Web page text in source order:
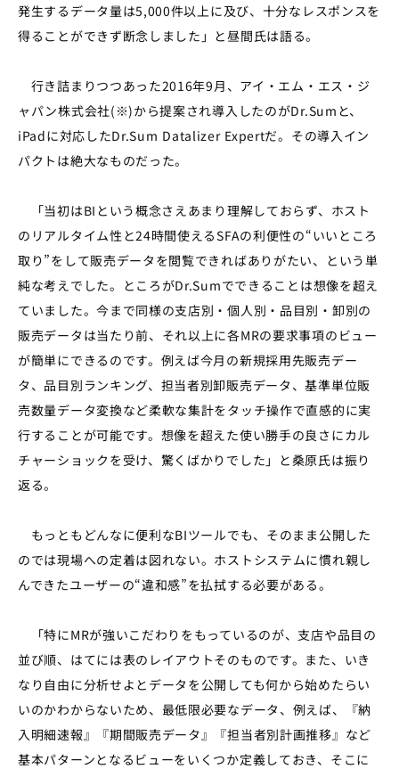
発生するデータ量は5,000件以上に及び、十分なレスポンスを
得ることができず断念しました」と昼間氏は語る。
行き詰まりつつあった2016年9月、アイ・エム・エス・ジ
ャパン株式会社(※)から提案され導入したのがDr.Sumと、
iPadに対応したDr.Sum Datalizer Expertだ。その導入イン
パクトは絶大なものだった。
「当初はBIという概念さえあまり理解しておらず、ホスト
のリアルタイム性と24時間使えるSFAの利便性の“いいところ
取り”をして販売データを閲覧できればありがたい、という単
純な考えでした。ところがDr.Sumでできることは想像を超え
ていました。今まで同様の支店別・個人別・品目別・卸別の
販売データは当たり前、それ以上に各MRの要求事項のビュー
が簡単にできるのです。例えば今月の新規採用先販売デー
タ、品目別ランキング、担当者別卸販売データ、基準単位販
売数量データ変換など柔軟な集計をタッチ操作で直感的に実
行することが可能です。想像を超えた使い勝手の良さにカル
チャーショックを受け、驚くばかりでした」と桑原氏は振り
返る。
もっともどんなに便利なBIツールでも、そのまま公開した
のでは現場への定着は図れない。ホストシステムに慣れ親し
んできたユーザーの“違和感”を払拭する必要がある。
「特にMRが強いこだわりをもっているのが、支店や品目の
並び順、はてには表のレイアウトそのものです。また、いき
なり自由に分析せよとデータを公開しても何から始めたらい
いのかわからないため、最低限必要なデータ、例えば、『納
入明細速報』『期間販売データ』『担当者別計画推移』など
基本パターンとなるビューをいくつか定義しておき、そこに